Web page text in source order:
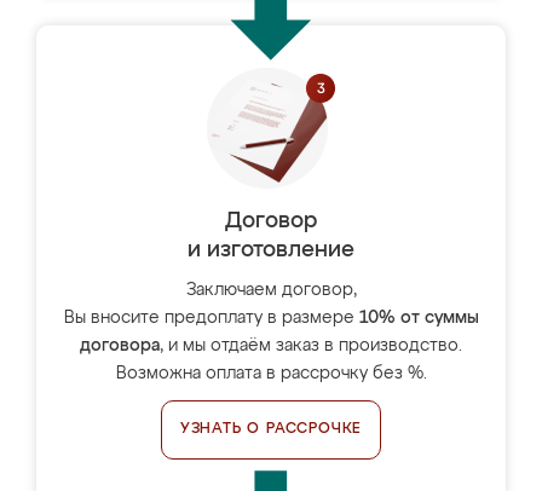
Договор
и изготовление
Заключаем договор,
Вы вносите предоплату в размере 10% от суммы
договора, и мы отдаём заказ в производство.
Возможна оплата в рассрочку без %.
УЗНАТЬ О РАССРОЧКЕ